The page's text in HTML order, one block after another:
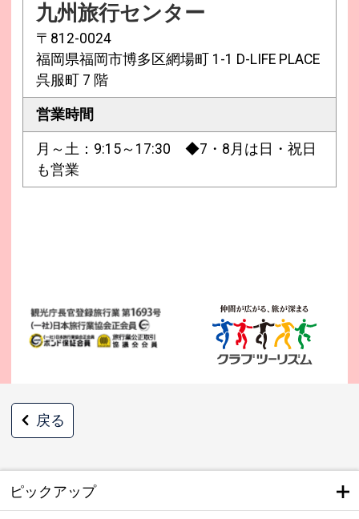
九州旅行センター
〒812-0024
福岡県福岡市博多区網場町 1-1 D-LIFE PLACE
呉服町 7 階
営業時間
月～土：9:15～17:30 ◆7・8月は日・祝日
も営業
戻る
ピックアップ